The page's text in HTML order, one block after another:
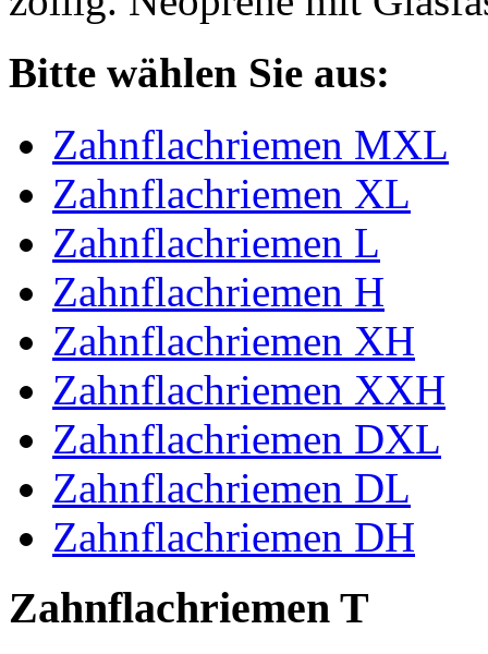
Bitte wählen Sie aus:
Zahnflachriemen MXL
Zahnflachriemen XL
Zahnflachriemen L
Zahnflachriemen H
Zahnflachriemen XH
Zahnflachriemen XXH
Zahnflachriemen DXL
Zahnflachriemen DL
Zahnflachriemen DH
Zahnflachriemen T